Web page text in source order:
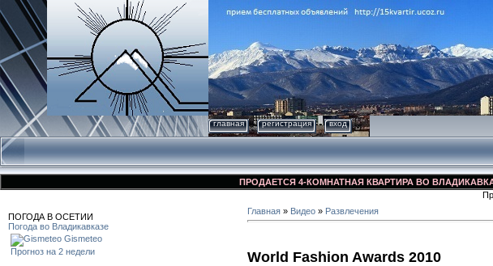
главная регистрация вход
ПРОДАЕТСЯ 4-КОМНАТНАЯ КВАРТИРА ВО
ПОГОДА В ОСЕТИИ
Погода во Владикавказе
Gismeteo
Прогноз на 2 недели
Главная » Видео » Развлечения
World Fashion Awards 2010